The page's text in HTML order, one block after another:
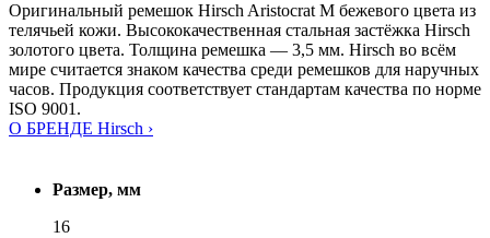
Оригинальный ремешок Hirsch Aristocrat M бежевого цвета из
телячьей кожи. Высококачественная стальная застёжка Hirsch
золотого цвета. Толщина ремешка — 3,5 мм. Hirsch во всём
мире считается знаком качества среди ремешков для наручных
часов. Продукция соответствует стандартам качества по норме
ISO 9001.
О БРЕНДЕ Hirsch ›
Размер, мм
16